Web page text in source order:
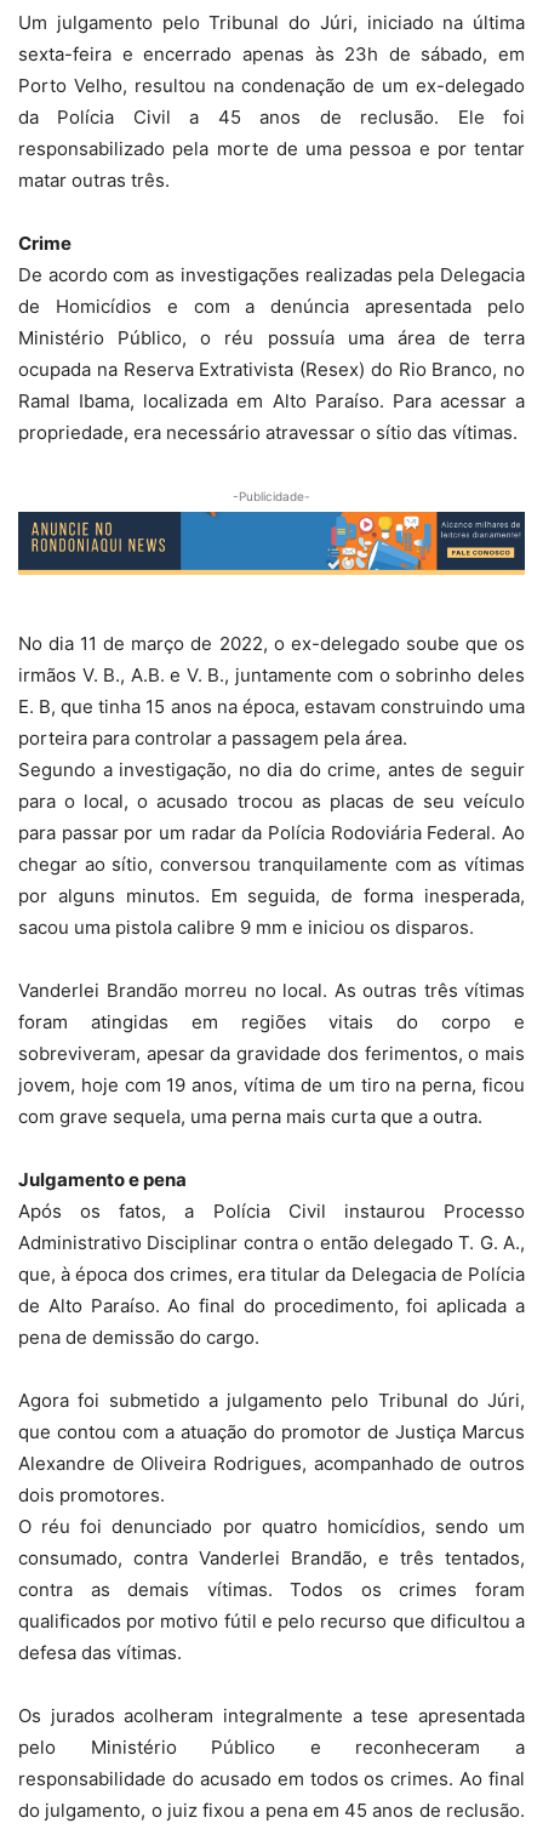
Um julgamento pelo Tribunal do Júri, iniciado na última
sexta-feira e encerrado apenas às 23h de sábado, em
Porto Velho, resultou na condenação de um ex-delegado
da Polícia Civil a 45 anos de reclusão. Ele foi
responsabilizado pela morte de uma pessoa e por tentar
matar outras três.
Crime
De acordo com as investigações realizadas pela Delegacia
de Homicídios e com a denúncia apresentada pelo
Ministério Público, o réu possuía uma área de terra
ocupada na Reserva Extrativista (Resex) do Rio Branco, no
Ramal Ibama, localizada em Alto Paraíso. Para acessar a
propriedade, era necessário atravessar o sítio das vítimas.
-Publicidade-
No dia 11 de março de 2022, o ex-delegado soube que os
irmãos V. B., A.B. e V. B., juntamente com o sobrinho deles
E. B, que tinha 15 anos na época, estavam construindo uma
porteira para controlar a passagem pela área.
Segundo a investigação, no dia do crime, antes de seguir
para o local, o acusado trocou as placas de seu veículo
para passar por um radar da Polícia Rodoviária Federal. Ao
chegar ao sítio, conversou tranquilamente com as vítimas
por alguns minutos. Em seguida, de forma inesperada,
sacou uma pistola calibre 9 mm e iniciou os disparos.
Vanderlei Brandão morreu no local. As outras três vítimas
foram atingidas em regiões vitais do corpo e
sobreviveram, apesar da gravidade dos ferimentos, o mais
jovem, hoje com 19 anos, vítima de um tiro na perna, ficou
com grave sequela, uma perna mais curta que a outra.
Julgamento e pena
Após os fatos, a Polícia Civil instaurou Processo
Administrativo Disciplinar contra o então delegado T. G. A.,
que, à época dos crimes, era titular da Delegacia de Polícia
de Alto Paraíso. Ao final do procedimento, foi aplicada a
pena de demissão do cargo.
Agora foi submetido a julgamento pelo Tribunal do Júri,
que contou com a atuação do promotor de Justiça Marcus
Alexandre de Oliveira Rodrigues, acompanhado de outros
dois promotores.
O réu foi denunciado por quatro homicídios, sendo um
consumado, contra Vanderlei Brandão, e três tentados,
contra as demais vítimas. Todos os crimes foram
qualificados por motivo fútil e pelo recurso que dificultou a
defesa das vítimas.
Os jurados acolheram integralmente a tese apresentada
pelo Ministério Público e reconheceram a
responsabilidade do acusado em todos os crimes. Ao final
do julgamento, o juiz fixou a pena em 45 anos de reclusão.